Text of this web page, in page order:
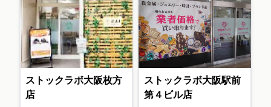
ストックラボ大阪枚方
店
ストックラボ大阪駅前
第４ビル店